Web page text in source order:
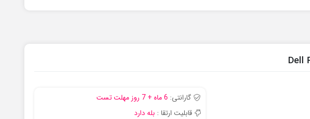
گارانتی: 6 ماه + 7 روز مهلت تست
قابلیت ارتقا : بله دارد